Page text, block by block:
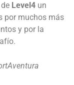
Level4 un
por muchos más
y por la